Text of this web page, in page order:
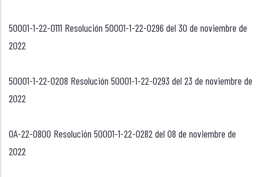
50001-1-22-0111 Resolución 50001-1-22-0296 del 30 de noviembre de
2022
50001-1-22-0208 Resolución 50001-1-22-0293 del 23 de noviembre de
2022
OA-22-0800 Resolución 50001-1-22-0282 del 08 de noviembre de
2022